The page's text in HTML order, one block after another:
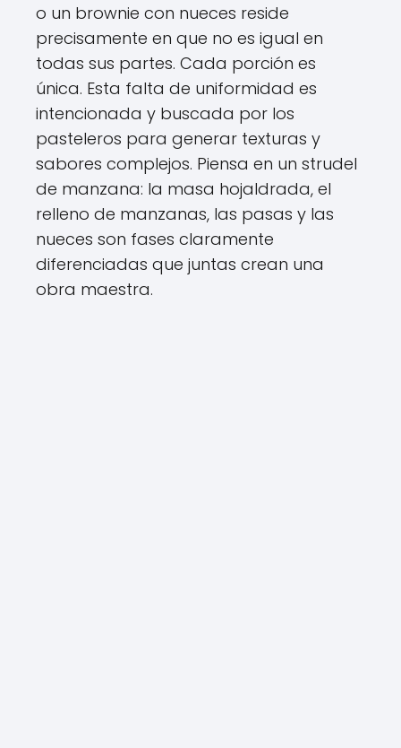
o un brownie con nueces reside
precisamente en que no es igual en
todas sus partes. Cada porción es
única. Esta falta de uniformidad es
intencionada y buscada por los
pasteleros para generar texturas y
sabores complejos. Piensa en un strudel
de manzana: la masa hojaldrada, el
relleno de manzanas, las pasas y las
nueces son fases claramente
diferenciadas que juntas crean una
obra maestra.